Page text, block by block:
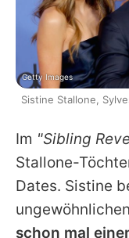
Im "Sibling
Stallone-
Dates. Sistine
schon mal
Getty Images
Sistine Stallone,